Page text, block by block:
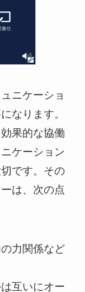
ニケーショ
なります。
果的な協働
ケーション
です。その
は、次の点
力関係など
互いにオー